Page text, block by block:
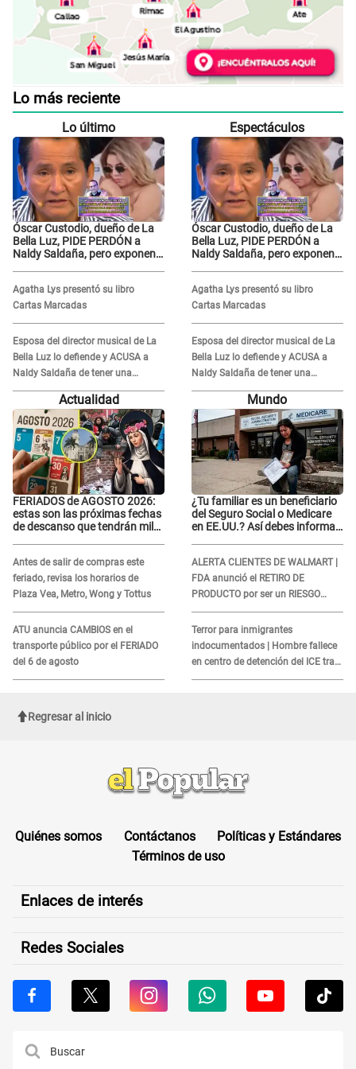
Lo más reciente
Lo último
Óscar Custodio, dueño de La
Bella Luz, PIDE PERDÓN a
Naldy Saldaña, pero exponen
grabar"
Agatha Lys presentó su libro
Cartas Marcadas
Esposa del director musical de La
Bella Luz lo defiende y ACUSA a
Naldy Saldaña de tener una
relación con él y otros integrantes
Espectáculos
Óscar Custodio, dueño de La
Bella Luz, PIDE PERDÓN a
Naldy Saldaña, pero exponen
grabar"
Agatha Lys presentó su libro
Cartas Marcadas
Esposa del director musical de La
Bella Luz lo defiende y ACUSA a
Naldy Saldaña de tener una
relación con él y otros integrantes
Actualidad
FERIADOS de AGOSTO 2026:
estas son las próximas fechas
de descanso que tendrán miles
Antes de salir de compras este
feriado, revisa los horarios de
Plaza Vea, Metro, Wong y Tottus
ATU anuncia CAMBIOS en el
transporte público por el FERIADO
del 6 de agosto
Mundo
¿Tu familiar es un beneficiario
del Seguro Social o Medicare
en EE.UU.? Así debes informar
ALERTA CLIENTES DE WALMART |
FDA anunció el RETIRO DE
PRODUCTO por ser un RIESGO
MORTAL para consumidores: ¿Cuál
es?
Terror para inmigrantes
indocumentados | Hombre fallece
en centro de detención del ICE tras
sufrir una "emergencia médica"
Regresar al inicio
Quiénes somos Contáctanos
Políticas y Estándares
Términos de uso
Enlaces de interés
Redes Sociales